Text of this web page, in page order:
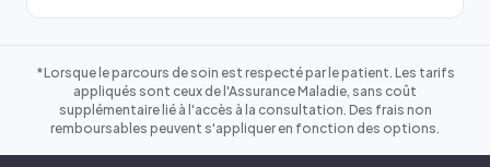
*Lorsque le parcours de soin est respecté par le patient. Les tarifs
appliqués sont ceux de l'Assurance Maladie, sans coût
supplémentaire lié à l'accès à la consultation. Des frais non
remboursables peuvent s'appliquer en fonction des options.